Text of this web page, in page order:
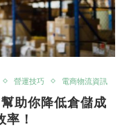
營運技巧 電商物流資訊
助你降低倉儲成
！